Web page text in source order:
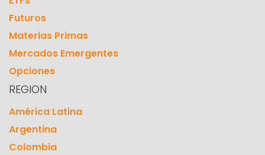
Futuros
Materias Primas
Mercados Emergentes
Opciones
REGION
América Latina
Argentina
Colombia